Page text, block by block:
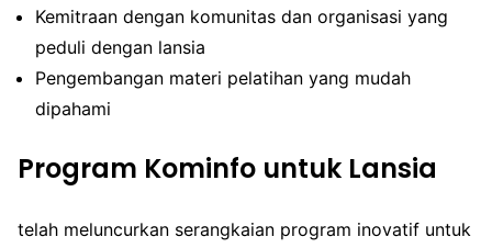
Kemitraan dengan komunitas dan organisasi yang
peduli dengan lansia
Pengembangan materi pelatihan yang mudah
dipahami
Program Kominfo untuk Lansia
telah meluncurkan serangkaian program inovatif untuk